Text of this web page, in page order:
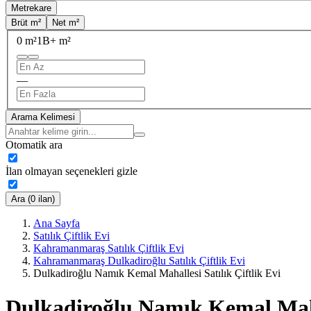
Metrekare
Brüt m²
Net m²
0 m²1B+ m²
—
Arama Kelimesi
Otomatik ara
İlan olmayan seçenekleri gizle
Ara (0 ilan)
Ana Sayfa
Satılık Çiftlik Evi
Kahramanmaraş Satılık Çiftlik Evi
Kahramanmaraş Dulkadiroğlu Satılık Çiftlik Evi
Dulkadiroğlu Namık Kemal Mahallesi Satılık Çiftlik Evi